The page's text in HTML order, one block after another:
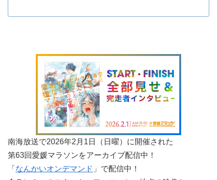
南海放送で2026年2月1日（日曜）に開催された
第63回愛媛マラソンをアーカイブ配信中！
「 なんかいオンデマンド 」で配信中！